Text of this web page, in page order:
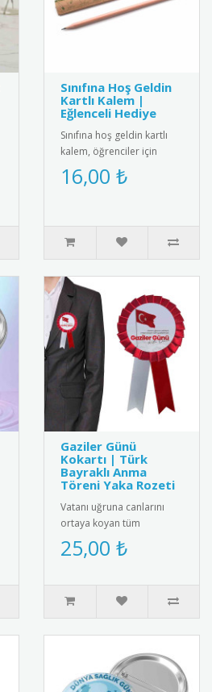
Sınıfına Hoş Geldin
Kartlı Kalem |
Eğlenceli Hediye
Sınıfına hoş geldin kartlı
kalem, öğrenciler için
eğlenceli ve kullanışlı bir
hediye. Her ürün bir k..
16,00 ₺
Gaziler Günü
Kokartı | Türk
Bayraklı Anma
Töreni Yaka Rozeti
Vatanı uğruna canlarını
ortaya koyan tüm
gazilerimizin Gaziler Günü
Kutlu Olsun" mesajı ve
25,00 ₺